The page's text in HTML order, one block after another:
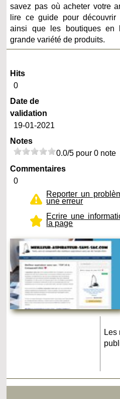
savez pas où acheter votre
lire ce guide pour
ainsi que les boutiques en
grande variété de produits.
Hits
0
Date de
validation
19-01-2021
Notes
0.0/5 pour 0 note
Commentaires
0
Reporter un
une erreur
Ecrire une
la page
Les